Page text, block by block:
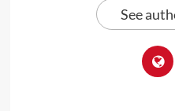
See